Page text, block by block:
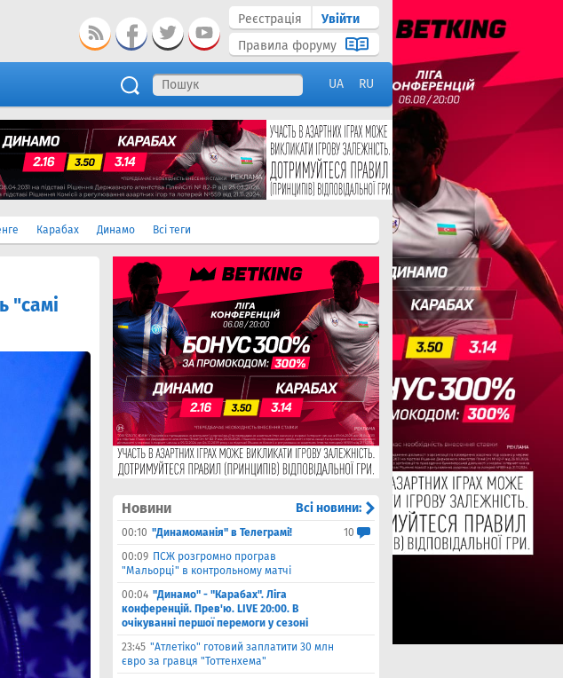
Реєстрація
Увійти
Правила форуму
UA RU
Карабах Динамо Всі теги
"самі
Новини Всі новини:
00:10 "Динамоманія" в Телеграмі!
10
00:09 ПСЖ розгромно програв
"Мальорці" в контрольному матчі
00:04 "Динамо" - "Карабах". Ліга
конференцій. Прев'ю. LIVE 20:00. В
очікуванні першої перемоги у сезоні
23:45 "Атлетіко" готовий заплатити 30 млн
євро за гравця "Тоттенхема"